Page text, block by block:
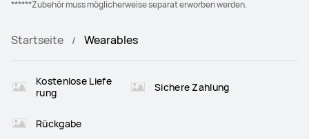
******Zubehör muss möglicherweise separat erworben werden.
Startseite Wearables
Kostenlose Liefe
rung
Sichere Zahlung
Rückgabe